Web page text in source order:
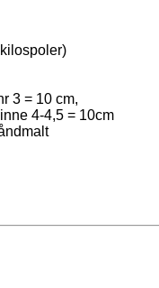
3 = 10 cm,
4-4,5 = 10cm